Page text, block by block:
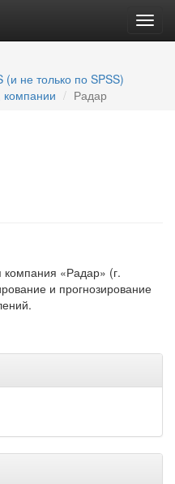
не только по SPSS)
компании
Радар
компания «Радар» (г.
и прогнозирование